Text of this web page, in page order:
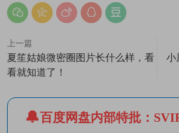
上一篇
夏笙姑娘微密圈图片长什么样，看
看就知道了！
小
百度网盘内部特批：